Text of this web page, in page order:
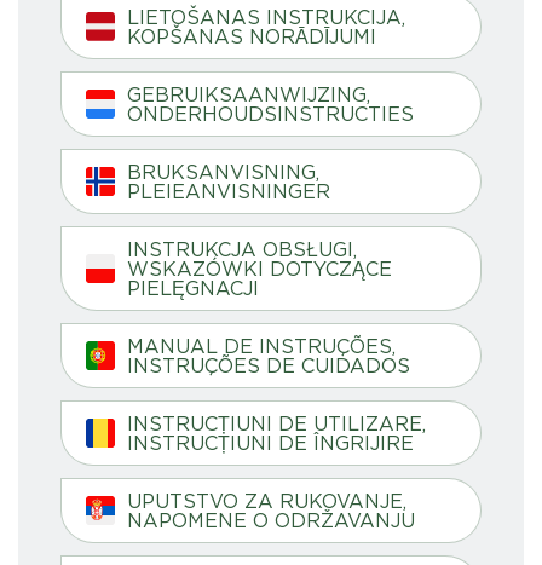
LIETOŠANAS INSTRUKCIJA,
KOPŠANAS NORĀDĪJUMI
GEBRUIKSAANWIJZING,
ONDERHOUDSINSTRUCTIES
BRUKSANVISNING,
PLEIEANVISNINGER
INSTRUKCJA OBSŁUGI,
WSKAZÓWKI DOTYCZĄCE
PIELĘGNACJI
MANUAL DE INSTRUÇÕES,
INSTRUÇÕES DE CUIDADOS
INSTRUCȚIUNI DE UTILIZARE,
INSTRUCȚIUNI DE ÎNGRIJIRE
UPUTSTVO ZA RUKOVANJE,
NAPOMENE O ODRŽAVANJU